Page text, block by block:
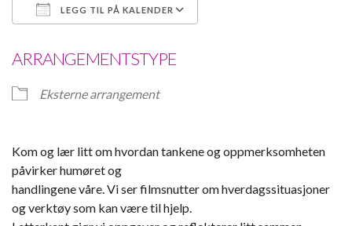
LEGG TIL PÅ KALENDER
ARRANGEMENTSTYPE
Eksterne arrangement
Kom og lær litt om hvordan tankene og oppmerksomheten
påvirker humøret og
handlingene våre. Vi ser filmsnutter om hverdagssituasjoner
og verktøy som kan være til hjelp.